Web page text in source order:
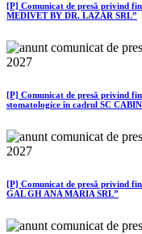
[P] Comunicat de presă privind
MEDIVET BY DR. LAZĂR SRL”
[P] Comunicat de presă privind
stomatologice în cadrul SC
[P] Comunicat de presă privind
GAL GH ANA MARIA SRL”